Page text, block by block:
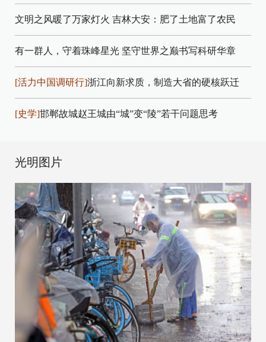
文明之风暖了万家灯火 吉林大安：肥了土地富了农民
有一群人，守着珠峰星光 坚守世界之巅书写科研华章
[活力中国调研行]浙江向新求质，制造大省的硬核跃迁
[史学]邯郸故城赵王城由“城”变“陵”若干问题思考
光明图片